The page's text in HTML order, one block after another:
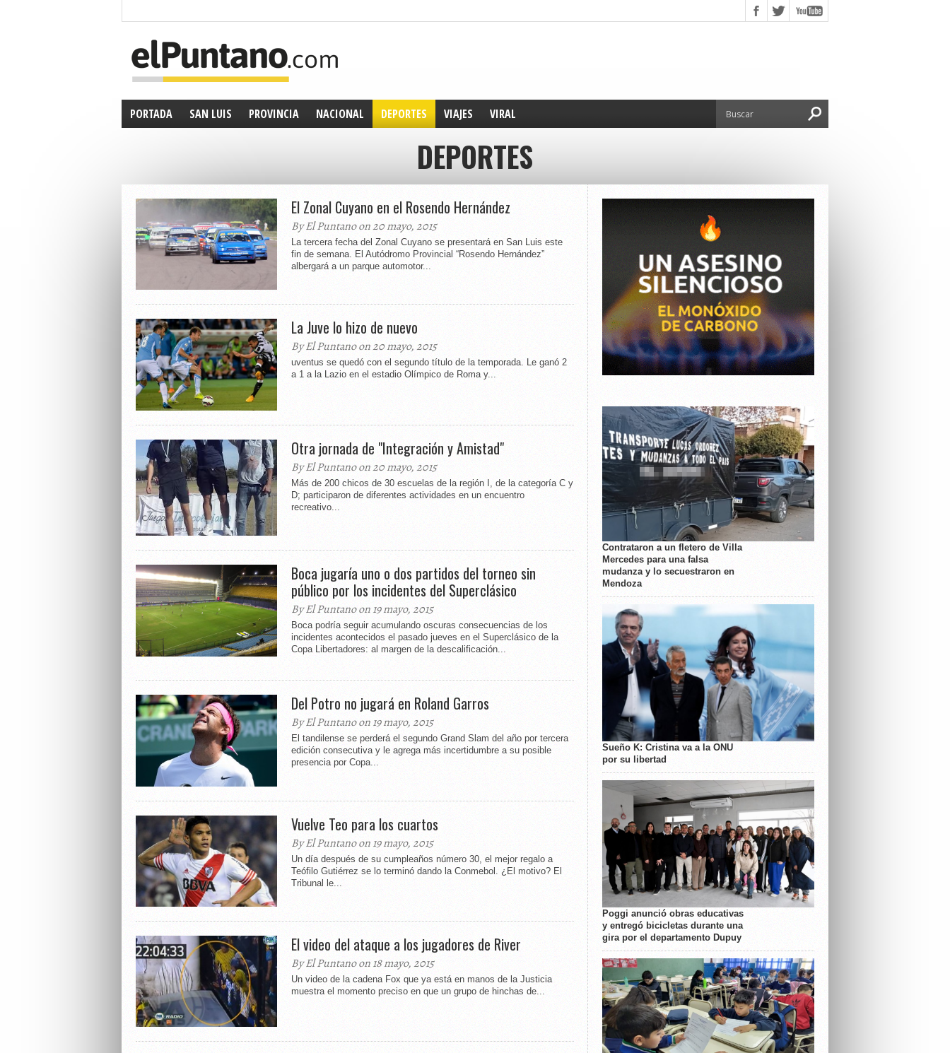
PORTADA SAN LUIS PROVINCIA NACIONAL DEPORTES VIAJES VIRAL
DEPORTES
El Zonal Cuyano en el Rosendo Hernández
By El Puntano on 20 mayo, 2015
La tercera fecha del Zonal Cuyano se presentará en San Luis este
fin de semana. El Autódromo Provincial “Rosendo Hernández”
albergará a un parque automotor...
La Juve lo hizo de nuevo
By El Puntano on 20 mayo, 2015
uventus se quedó con el segundo título de la temporada. Le ganó 2
a 1 a la Lazio en el estadio Olímpico de Roma y...
Otra jornada de "Integración y Amistad"
By El Puntano on 20 mayo, 2015
Más de 200 chicos de 30 escuelas de la región I, de la categoría C y
D; participaron de diferentes actividades en un encuentro
recreativo...
Boca jugaría uno o dos partidos del torneo sin
público por los incidentes del Superclásico
By El Puntano on 19 mayo, 2015
Boca podría seguir acumulando oscuras consecuencias de los
incidentes acontecidos el pasado jueves en el Superclásico de la
Copa Libertadores: al margen de la descalificación...
Del Potro no jugará en Roland Garros
By El Puntano on 19 mayo, 2015
El tandilense se perderá el segundo Grand Slam del año por tercera
edición consecutiva y le agrega más incertidumbre a su posible
presencia por Copa...
Vuelve Teo para los cuartos
By El Puntano on 19 mayo, 2015
Un día después de su cumpleaños número 30, el mejor regalo a
Teófilo Gutiérrez se lo terminó dando la Conmebol. ¿El motivo? El
Tribunal le...
El video del ataque a los jugadores de River
By El Puntano on 18 mayo, 2015
Un video de la cadena Fox que ya está en manos de la Justicia
muestra el momento preciso en que un grupo de hinchas de...
Contrataron a un fletero de Villa
Mercedes para una falsa
mudanza y lo secuestraron en
Mendoza
Sueño K: Cristina va a la ONU
por su libertad
Poggi anunció obras educativas
y entregó bicicletas durante una
gira por el departamento Dupuy